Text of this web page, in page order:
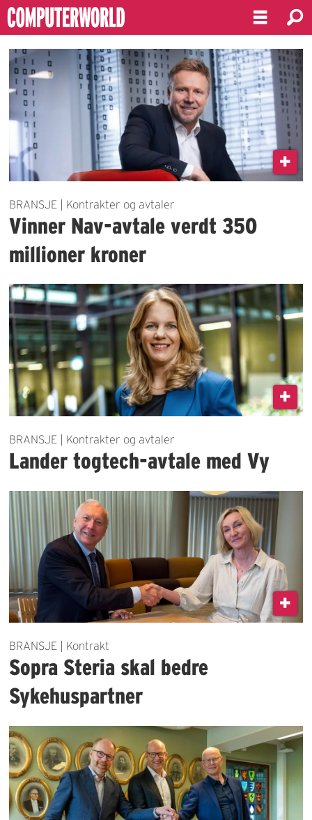
Emne:
kontrakter
og
avtaler
BRANSJE | Kontrakter og avtaler
Vinner Nav-avtale verdt 350
millioner kroner
BRANSJE | Kontrakter og avtaler
Lander togtech-avtale med Vy
BRANSJE | Kontrakt
Sopra Steria skal bedre
Sykehuspartner